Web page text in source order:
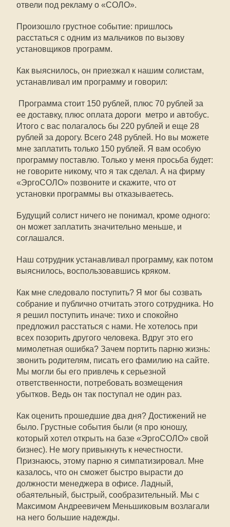
отвели под рекламу о «СОЛО».
Произошло грустное событие: пришлось
расстаться с одним из мальчиков по вызову 
установщиков программ.
Как выяснилось, он приезжал к нашим солистам,
устанавливал им программу и говорил:
 Программа стоит 150 рублей, плюс 70 рублей за
ее доставку, плюс оплата дороги  метро и автобус.
Итого с вас полагалось бы 220 рублей и еще 28
рублей за дорогу. Всего 248 рублей. Но вы можете
мне заплатить только 150 рублей. Я вам особую
программу поставлю. Только у меня просьба будет:
не говорите никому, что я так сделал. А на фирму
«ЭргоСОЛО» позвоните и скажите, что от
установки программы вы отказываетесь.
Будущий солист ничего не понимал, кроме одного:
он может заплатить значительно меньше, и
соглашался.
Наш сотрудник устанавливал программу, как потом
выяснилось, воспользовавшись кряком.
Как мне следовало поступить? Я мог бы созвать
собрание и публично отчитать этого сотрудника. Но
я решил поступить иначе: тихо и спокойно
предложил расстаться с нами. Не хотелось при
всех позорить другого человека. Вдруг это его
мимолетная ошибка? Зачем портить парню жизнь:
звонить родителям, писать его фамилию на сайте.
Мы могли бы его привлечь к серьезной
ответственности, потребовать возмещения
убытков. Ведь он так поступал не один раз.
Как оценить прошедшие два дня? Достижений не
было. Грустные события были (я про юношу,
который хотел открыть на базе «ЭргоСОЛО» свой
бизнес). Не могу привыкнуть к нечестности.
Признаюсь, этому парню я симпатизировал. Мне
казалось, что он сможет быстро вырасти до
должности менеджера в офисе. Ладный,
обаятельный, быстрый, сообразительный. Мы с
Максимом Андреевичем Меньшиковым возлагали
на него большие надежды.